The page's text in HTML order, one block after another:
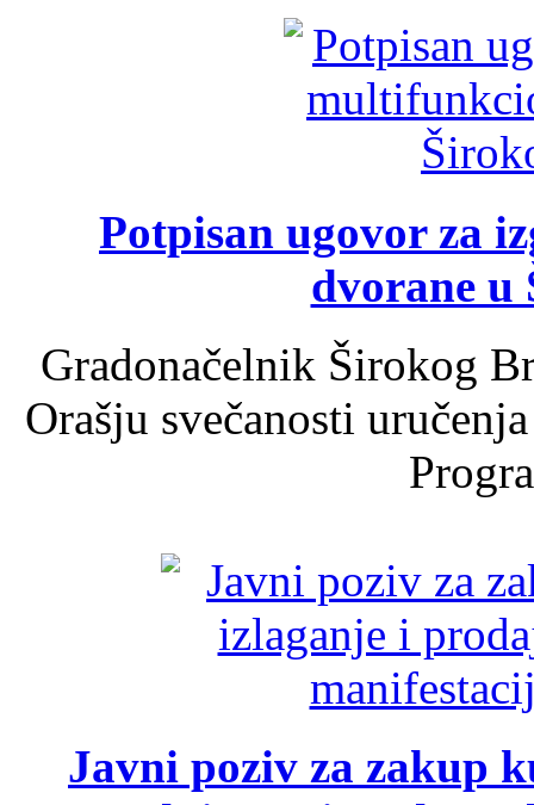
Potpisan ugovor za
dvorane u
Gradonačelnik Širokog
Orašju svečanosti
Javni poziv za zakup